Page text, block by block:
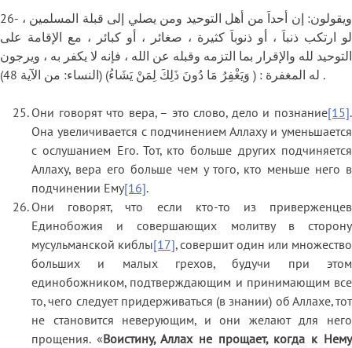
26- ويقولون: إن أحداَ من أهل التوحيد ومن يصلي إلى قبلة المسلمين ،
لو ارتكب ذنباَ ، أو ذنوباَ كثيرة ، صغائر ، أو كبائر ، مع الإقامة على
التوحيد لله والإقرار بما التزمه وقبله عن الله ، فإنه لا يكفر به ، ويرجون
له المغفرة : ( وَيَغْفِرُ مَا دُونَ ذَلِكَ لِمَنْ يَشَاءُ) (النساء: من الآية 48) .
Они говорят что вера, – это слово, дело и познание[15].
Она увеличивается с подчинением Аллаху и уменьшается
с ослушанием Его. Тот, кто больше других подчиняется
Аллаху, вера его больше чем у того, кто меньше него в
подчинении Ему[16].
Они говорят, что если кто-то из приверженцев
Единобожия и совершающих молитву в сторону
мусульманской киблы[17], совершит один или множество
больших и малых грехов, будучи при этом
единобожником, подтверждающим и принимающим все
то, чего следует придерживаться (в знании) об Аллахе, тот
не становится неверующим, и они желают для него
прощения. «Воистину, Аллах не прощает, когда к Нему